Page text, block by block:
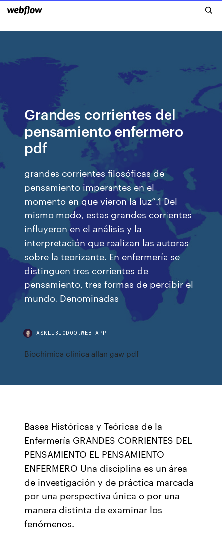
Grandes corrientes del
pensamiento enfermero
pdf
grandes corrientes filosóficas de
pensamiento imperantes en el
momento en que vieron la luz”.1 Del
mismo modo, estas grandes corrientes
influyeron en el análisis y la
interpretación que realizan las autoras
sobre la teorizante. En enfermería se
distinguen tres corrientes de
pensamiento, tres formas de percibir el
mundo. Denominadas
ASKLIBIODOQ.WEB.APP
Biochimica clinica allan gaw pdf
Bases Históricas y Teóricas de la
Enfermería GRANDES CORRIENTES DEL
PENSAMIENTO EL PENSAMIENTO
ENFERMERO Una disciplina es un área
de investigación y de práctica marcada
por una perspectiva única o por una
manera distinta de examinar los
fenómenos.